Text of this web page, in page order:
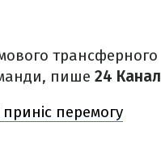
трансферного
пише 24 Канал
перемогу